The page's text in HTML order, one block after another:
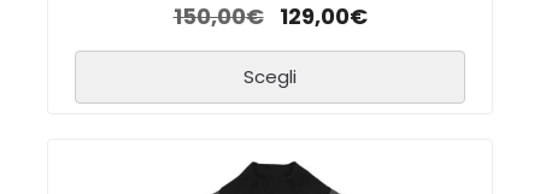
150,00€ 129,00€
Scegli